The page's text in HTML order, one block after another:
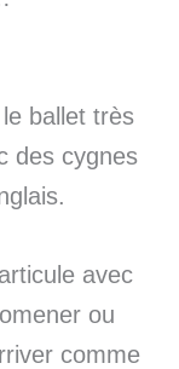
ballet très
des cygnes
avec
ou
comme